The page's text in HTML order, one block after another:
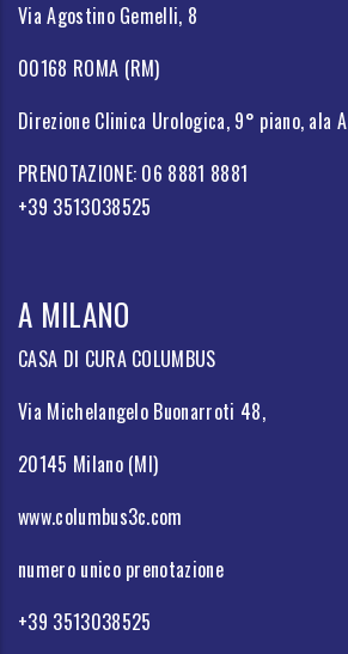
Via Agostino Gemelli, 8
00168 ROMA (RM)
Direzione Clinica Urologica, 9° piano, ala A
PRENOTAZIONE: 06 8881 8881
+39 3513038525
A MILANO
CASA DI CURA COLUMBUS
Via Michelangelo Buonarroti 48,
20145 Milano (MI)
www.columbus3c.com
numero unico prenotazione
+39 3513038525